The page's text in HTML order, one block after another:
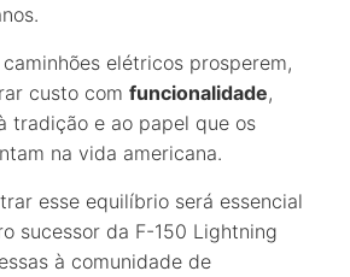
elétricos prosperem,
custo com funcionalidade,
tradição e ao papel que os
na vida americana.
esse equilíbrio será essencial
sucessor da F-150 Lightning
à comunidade de